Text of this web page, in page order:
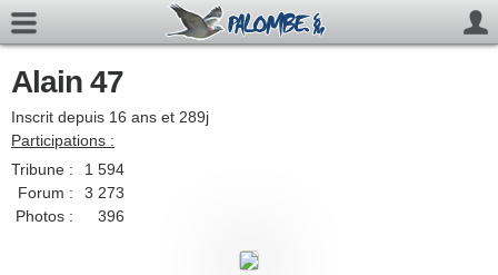
Alain 47
Inscrit depuis 16 ans et 289j
Participations :
Tribune :
1 594
Forum :
3 273
Photos :
396